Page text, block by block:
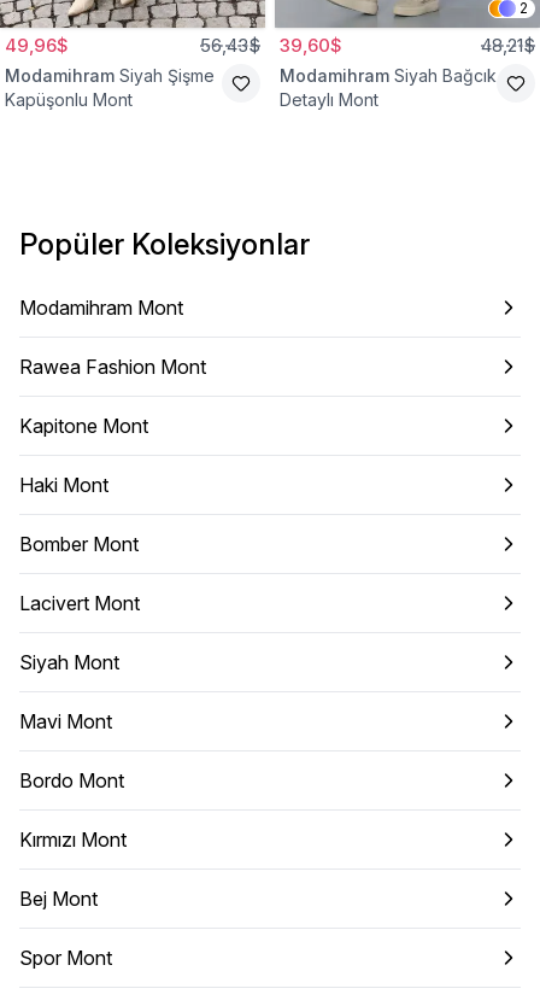
49,96$ 56,43$
Modamihram Siyah Şişme
Kapüşonlu Mont
2
39,60$ 48,21$
Modamihram Siyah Bağcık
Detaylı Mont
Popüler Koleksiyonlar
Modamihram Mont
Rawea Fashion Mont
Kapitone Mont
Haki Mont
Bomber Mont
Lacivert Mont
Siyah Mont
Mavi Mont
Bordo Mont
Kırmızı Mont
Bej Mont
Spor Mont